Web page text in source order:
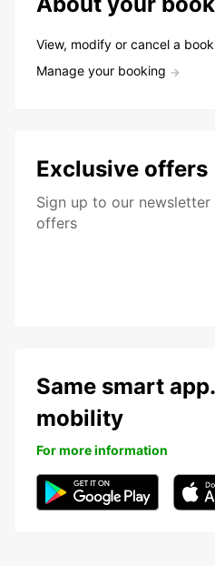
View, modify or cancel a
Manage your booking
Exclusive offers
Sign up to our
offers
Same smart
mobility
For more information